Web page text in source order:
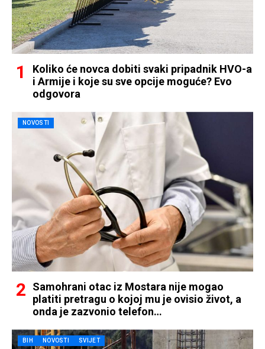
Koliko će novca dobiti svaki pripadnik HVO-a
i Armije i koje su sve opcije moguće? Evo
odgovora
NOVOSTI
Samohrani otac iz Mostara nije mogao
platiti pretragu o kojoj mu je ovisio život, a
onda je zazvonio telefon…
BIH NOVOSTI SVIJET